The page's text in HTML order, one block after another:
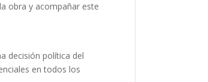
obra y acompañar este
decisión política del
en todos los